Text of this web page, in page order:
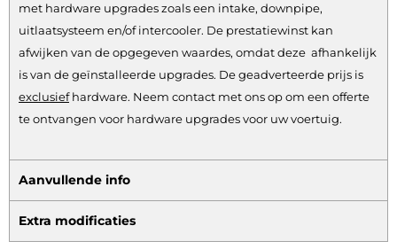
met hardware upgrades zoals een intake, downpipe,
uitlaatsysteem en/of intercooler. De prestatiewinst kan
afwijken van de opgegeven waardes, omdat deze afhankelijk
is van de geïnstalleerde upgrades. De geadverteerde prijs is
exclusiefhardware. Neem contact met ons op om een offerte
te ontvangen voor hardware upgrades voor uw voertuig.
Aanvullende info
Extra modificaties